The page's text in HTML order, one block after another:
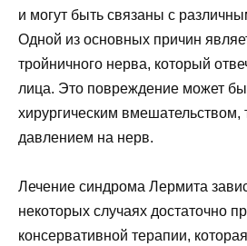
и могут быть связаны с
Одной из основных причин
тройничного нерва, который
лица. Это повреждение может
хирургическим вмешательством,
давлением на нерв.
Лечение синдрома Лермита
некоторых случаях достаточно
консервативной терапии,